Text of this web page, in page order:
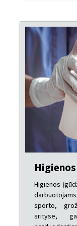
Higienos
sporto,
srityse,